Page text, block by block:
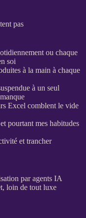
pas
ou chaque
soi
à la main à chaque
à un seul
Excel comblent le vide
pourtant mes habitudes
et trancher
paragents IA
loin de tout luxe